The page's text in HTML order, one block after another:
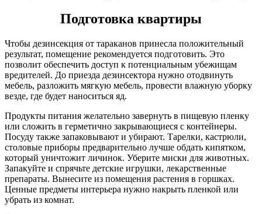
Подготовка квартиры
Чтобы дезинсекция от тараканов принесла положительный
результат, помещение рекомендуется подготовить. Это
позволит обеспечить доступ к потенциальным убежищам
вредителей. До приезда дезинсектора нужно отодвинуть
мебель, разложить мягкую мебель, провести влажную уборку
везде, где будет наноситься яд.
Продукты питания желательно завернуть в пищевую пленку
или сложить в герметично закрывающиеся с контейнеры.
Посуду также запаковывают и убирают. Тарелки, кастрюли,
столовые приборы предварительно лучше обдать кипятком,
который уничтожит личинок. Уберите миски для животных.
Запакуйте и спрячьте детские игрушки, лекарственные
препараты. Вынесите из помещения растения в горшках.
Ценные предметы интерьера нужно накрыть пленкой или
убрать из комнат.